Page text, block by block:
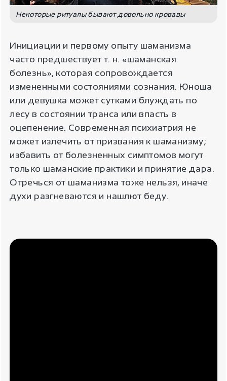
Некоторые ритуалы бывают довольно кровавы
Инициации и первому опыту шаманизма
часто предшествует т. н. «шаманская
болезнь», которая сопровождается
измененными состояниями сознания. Юноша
или девушка может сутками блуждать по
лесу в состоянии транса или впасть в
оцепенение. Современная психиатрия не
может излечить от призвания к шаманизму;
избавить от болезненных симптомов могут
только шаманские практики и принятие дара.
Отречься от шаманизма тоже нельзя, иначе
духи разгневаются и нашлют беду.